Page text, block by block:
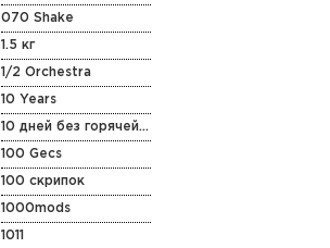
070 Shake
1.5 кг
1/2 Orchestra
10 Years
10 дней без горячей воды
100 Gecs
100 скрипок
1000mods
1011